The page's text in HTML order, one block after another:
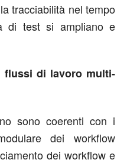
tracciabilità nel tempo
di test si ampliano e
flussi di lavoro multi-
sono coerenti con i
dei workflow
dei workflow e